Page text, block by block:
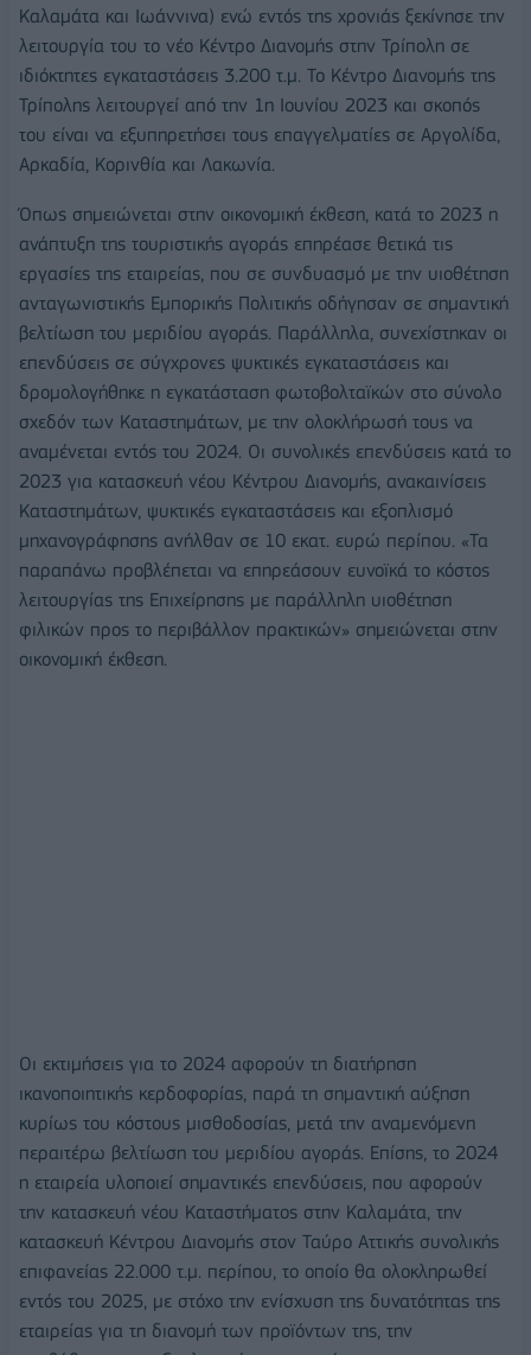
Καλαμάτα και Ιωάννινα) ενώ εντός της χρονιάς ξεκίνησε την
λειτουργία του το νέο Κέντρο Διανομής στην Τρίπολη σε
ιδιόκτητες εγκαταστάσεις 3.200 τ.μ. Το Κέντρο Διανομής της
Τρίπολης λειτουργεί από την 1η Ιουνίου 2023 και σκοπός
του είναι να εξυπηρετήσει τους επαγγελματίες σε Αργολίδα,
Αρκαδία, Κορινθία και Λακωνία.
Όπως σημειώνεται στην οικονομική έκθεση, κατά το 2023 η
ανάπτυξη της τουριστικής αγοράς επηρέασε θετικά τις
εργασίες της εταιρείας, που σε συνδυασμό με την υιοθέτηση
ανταγωνιστικής Εμπορικής Πολιτικής οδήγησαν σε σημαντική
βελτίωση του μεριδίου αγοράς. Παράλληλα, συνεχίστηκαν οι
επενδύσεις σε σύγχρονες ψυκτικές εγκαταστάσεις και
δρομολογήθηκε η εγκατάσταση φωτοβολταϊκών στο σύνολο
σχεδόν των Καταστημάτων, με την ολοκλήρωσή τους να
αναμένεται εντός του 2024. Οι συνολικές επενδύσεις κατά το
2023 για κατασκευή νέου Κέντρου Διανομής, ανακαινίσεις
Καταστημάτων, ψυκτικές εγκαταστάσεις και εξοπλισμό
μηχανογράφησης ανήλθαν σε 10 εκατ. ευρώ περίπου. «Τα
παραπάνω προβλέπεται να επηρεάσουν ευνοϊκά το κόστος
λειτουργίας της Επιχείρησης με παράλληλη υιοθέτηση
φιλικών προς το περιβάλλον πρακτικών» σημειώνεται στην
οικονομική έκθεση.
Οι εκτιμήσεις για το 2024 αφορούν τη διατήρηση
ικανοποιητικής κερδοφορίας, παρά τη σημαντική αύξηση
κυρίως του κόστους μισθοδοσίας, μετά την αναμενόμενη
περαιτέρω βελτίωση του μεριδίου αγοράς. Επίσης, το 2024
η εταιρεία υλοποιεί σημαντικές επενδύσεις, που αφορούν
την κατασκευή νέου Καταστήματος στην Καλαμάτα, την
κατασκευή Κέντρου Διανομής στον Ταύρο Αττικής συνολικής
επιφανείας 22.000 τ.μ. περίπου, το οποίο θα ολοκληρωθεί
εντός του 2025, με στόχο την ενίσχυση της δυνατότητας της
εταιρείας για τη διανομή των προϊόντων της, την